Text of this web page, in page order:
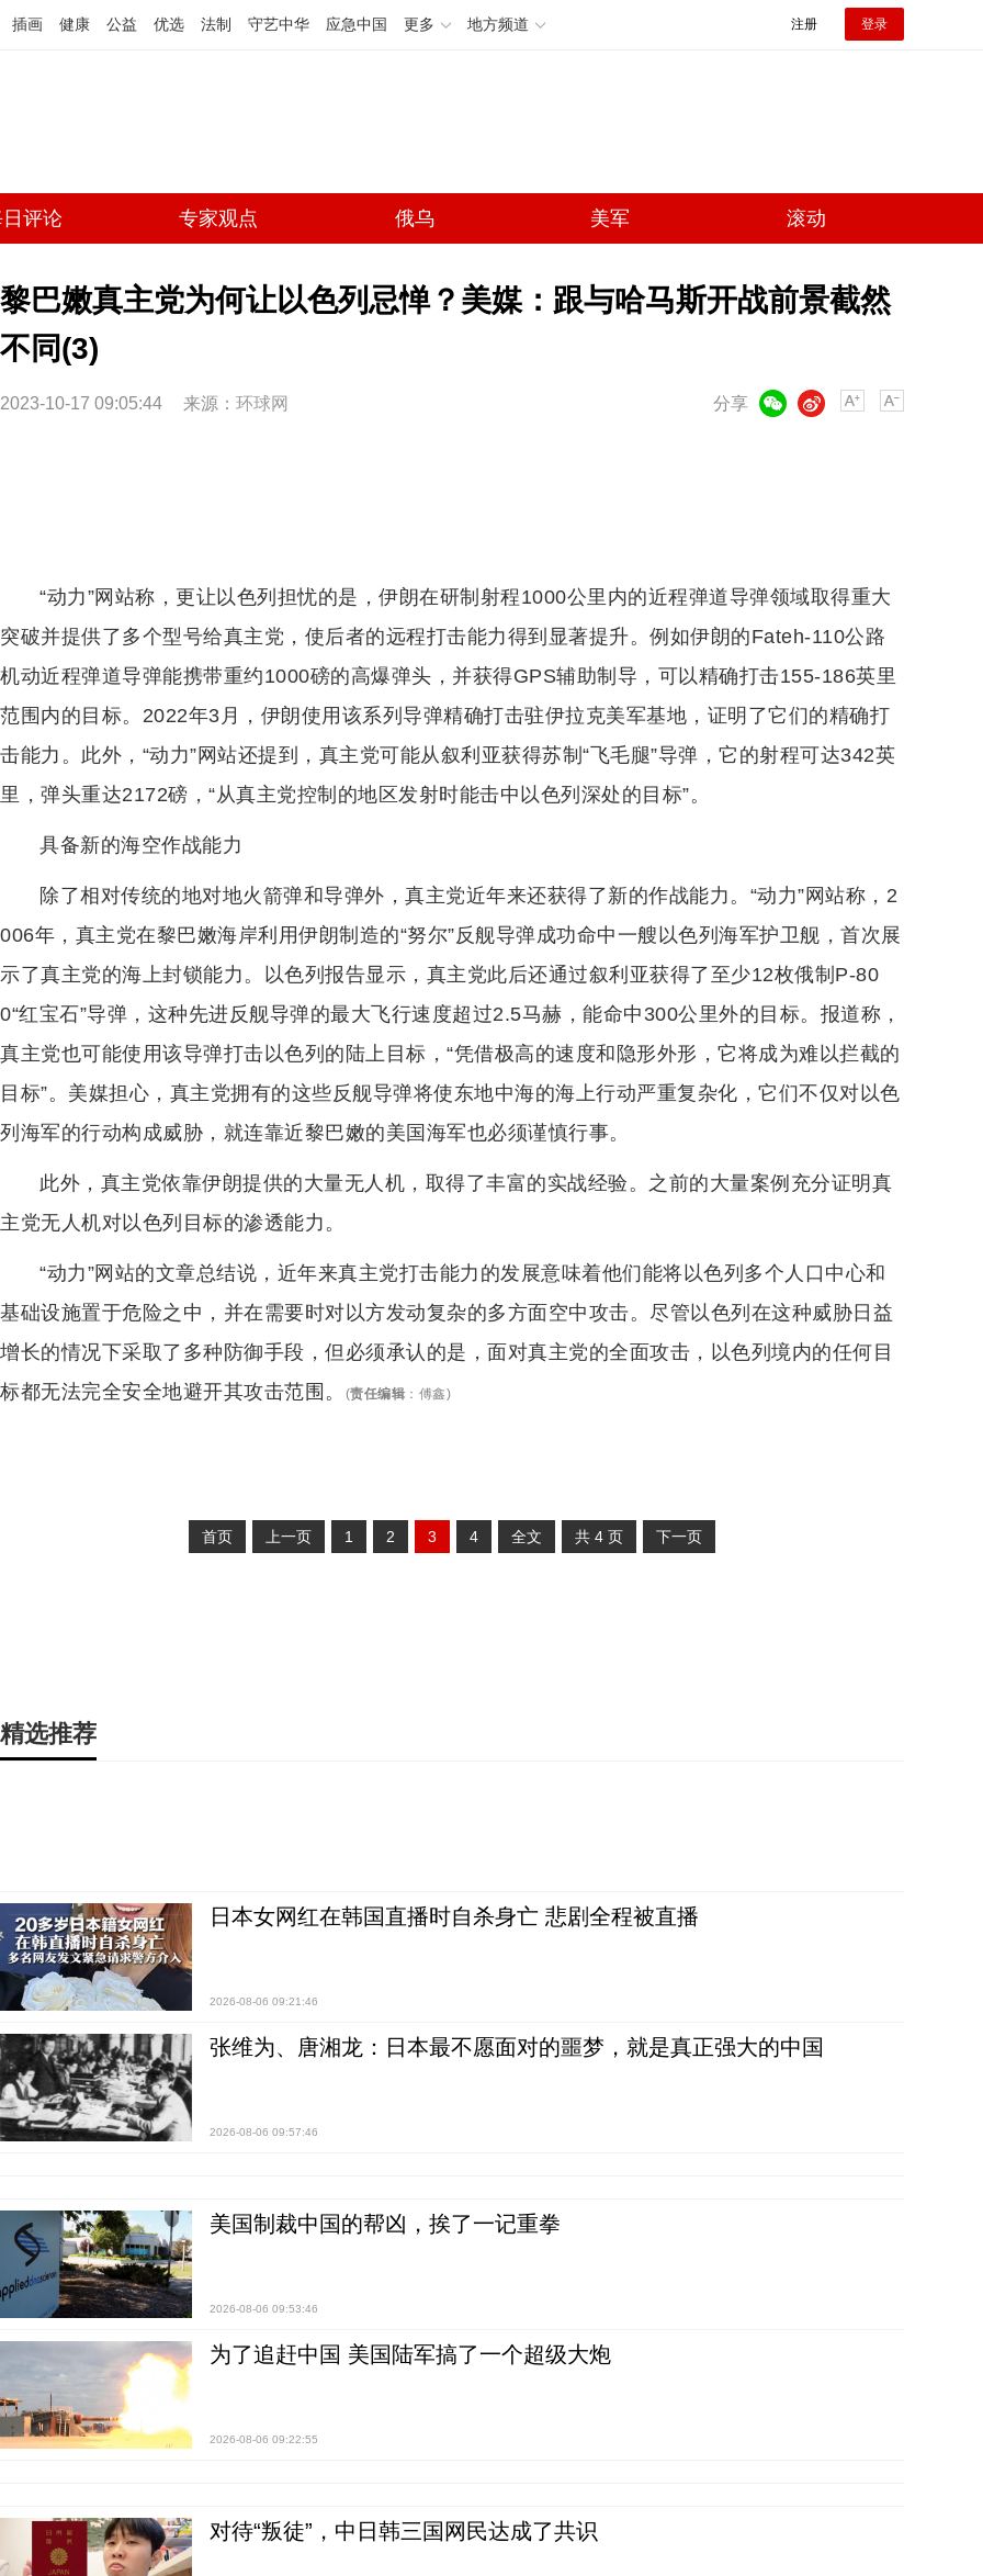
插画 健康 公益 优选 法制 守艺中华 应急中国 更多 地方频道 注册 登录
评论 专家观点 俄乌 美军 滚动
黎巴嫩真主党为何让以色列忌惮？美媒：跟与哈马斯开战前景截然
不同(3)
2023-10-17 09:05:44 来源： 环球网 分享
微博
“动力”网站称，更让以色列担忧的是，伊朗在研制射程1000公里内的近程弹道导弹领域取得重大
突破并提供了多个型号给真主党，使后者的远程打击能力得到显著提升。例如伊朗的Fateh-110公路
机动近程弹道导弹能携带重约1000磅的高爆弹头，并获得GPS辅助制导，可以精确打击155-186英里
范围内的目标。2022年3月，伊朗使用该系列导弹精确打击驻伊拉克美军基地，证明了它们的精确打
击能力。此外，“动力”网站还提到，真主党可能从叙利亚获得苏制“飞毛腿”导弹，它的射程可达342英
里，弹头重达2172磅，“从真主党控制的地区发射时能击中以色列深处的目标”。
具备新的海空作战能力
除了相对传统的地对地火箭弹和导弹外，真主党近年来还获得了新的作战能力。“动力”网站称，2
006年，真主党在黎巴嫩海岸利用伊朗制造的“努尔”反舰导弹成功命中一艘以色列海军护卫舰，首次展
示了真主党的海上封锁能力。以色列报告显示，真主党此后还通过叙利亚获得了至少12枚俄制P-80
0“红宝石”导弹，这种先进反舰导弹的最大飞行速度超过2.5马赫，能命中300公里外的目标。报道称，
真主党也可能使用该导弹打击以色列的陆上目标，“凭借极高的速度和隐形外形，它将成为难以拦截的
目标”。美媒担心，真主党拥有的这些反舰导弹将使东地中海的海上行动严重复杂化，它们不仅对以色
列海军的行动构成威胁，就连靠近黎巴嫩的美国海军也必须谨慎行事。
此外，真主党依靠伊朗提供的大量无人机，取得了丰富的实战经验。之前的大量案例充分证明真
主党无人机对以色列目标的渗透能力。
“动力”网站的文章总结说，近年来真主党打击能力的发展意味着他们能将以色列多个人口中心和
基础设施置于危险之中，并在需要时对以方发动复杂的多方面空中攻击。尽管以色列在这种威胁日益
增长的情况下采取了多种防御手段，但必须承认的是，面对真主党的全面攻击，以色列境内的任何目
标都无法完全安全地避开其攻击范围。
(责任编辑 ： 傅鑫)
首页 上一页 1 2 3 4 全文 共 4 页 下一页
精选推荐
日本女网红在韩国直播时自杀身亡 悲剧全程被直播
2026-08-06 09:21:46
张维为、唐湘龙：日本最不愿面对的噩梦，就是真正强大的中国
2026-08-06 09:57:46
美国制裁中国的帮凶，挨了一记重拳
2026-08-06 09:53:46
为了追赶中国 美国陆军搞了一个超级大炮
2026-08-06 09:22:55
对待“叛徒”，中日韩三国网民达成了共识